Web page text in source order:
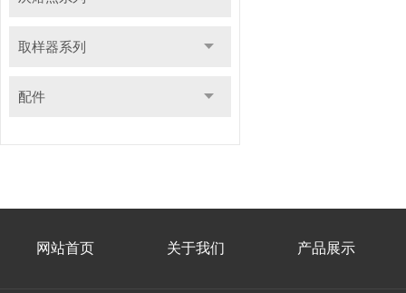
取样器系列
配件
网站首页 关于我们 产品展示